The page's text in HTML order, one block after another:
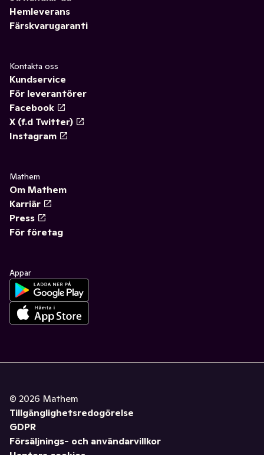
Hemleverans
Färskvarugaranti
Kontakta oss
Kundservice
För leverantörer
Facebook
X (f.d Twitter)
Instagram
Mathem
Om Mathem
Karriär
Press
För företag
Appar
© 2026 Mathem
Tillgänglighetsredogörelse
GDPR
Försäljnings- och användarvillkor